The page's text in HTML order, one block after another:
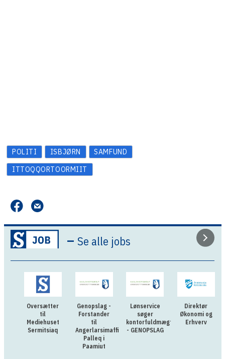
POLITI ISBJØRN
SAMFUND
ITTOQQORTOORMIIT
– Se alle jobs
Oversætter
til
Mediehuset
Sermitsiaq
Genopslag -
Forstander
til
Angerlarsimaffik
Palleq i
Paamiut
Lønservice
søger
kontorfuldmægtig
- GENOPSLAG
Direktør
Økonomi og
Erhverv